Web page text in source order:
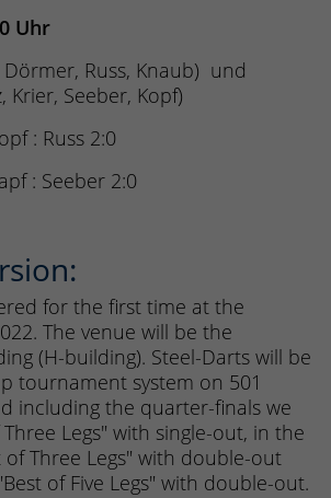
Uhr
Dörmer, Russ, Knaub) und
Krier, Seeber, Kopf)
: Russ 2:0
: Seeber 2:0
for the first time at the
The venue will be the
(H-building). Steel-Darts will be
tournament system on 501
including the quarter-finals we
Legs" with single-out, in the
of Three Legs" with double-out
of Five Legs" with double-out.